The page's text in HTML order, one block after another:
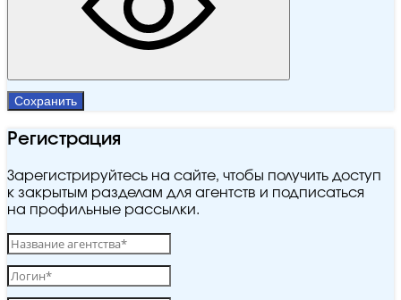
Сохранить
Регистрация
Зарегистрируйтесь на сайте, чтобы получить доступ
к закрытым разделам для агентств и подписаться
на профильные рассылки.